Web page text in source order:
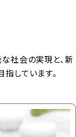
社会の実現と、新
しています。